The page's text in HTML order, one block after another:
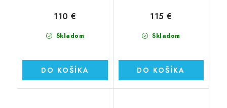
Skladom
110 €
DO KOŠÍKA
Skladom
115 €
DO KOŠÍKA